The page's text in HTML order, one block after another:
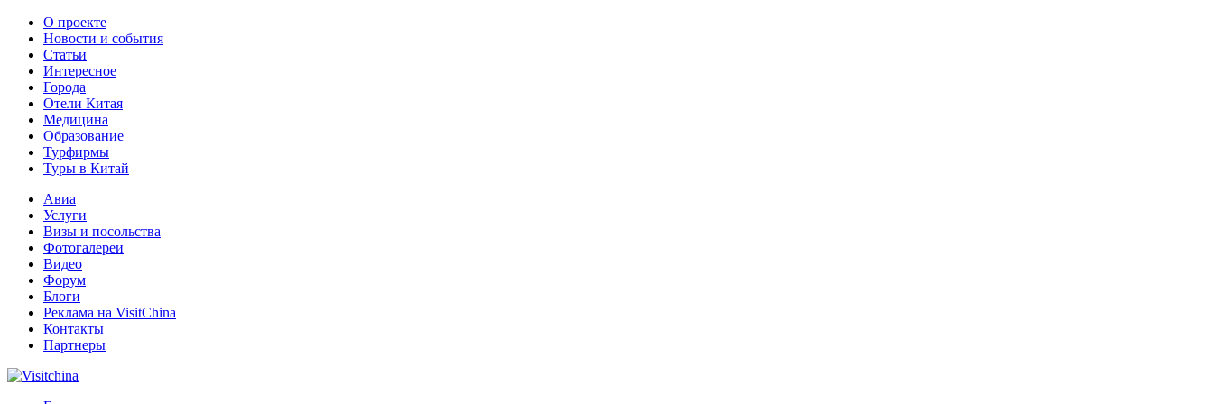
О проекте
Новости и события
Статьи
Интересное
Города
Отели Китая
Медицина
Образование
Турфирмы
Туры в Китай
Авиа
Услуги
Визы и посольства
Фотогалереи
Видео
Форум
Блоги
Реклама на VisitChina
Контакты
Партнеры